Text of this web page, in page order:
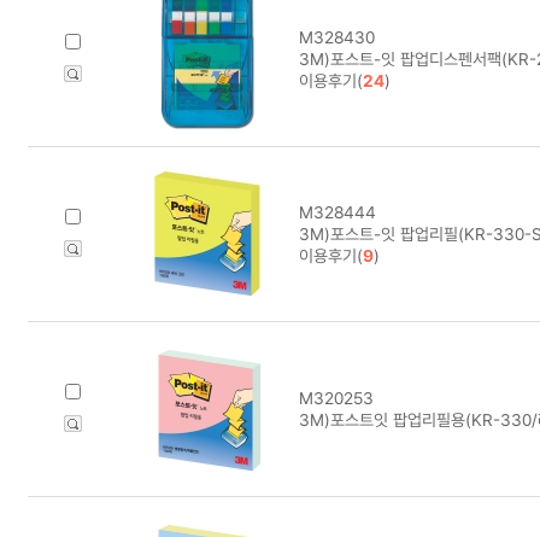
M328430
3M)포스트-잇 팝업디스펜서팩
이용후기(24)
M328444
3M)포스트-잇 팝업리필(KR-
이용후기(9)
M320253
3M)포스트잇 팝업리필용(KR-330/